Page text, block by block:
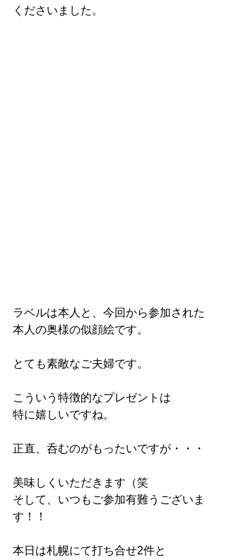
くださいました。
ラベルは本人と、今回から参加された
本人の奥様の似顔絵です。
とても素敵なご夫婦です。
こういう特徴的なプレゼントは
特に嬉しいですね。
正直、呑むのがもったいですが・・・
美味しくいただきます（笑
そして、いつもご参加有難うございま
す！！
本日は札幌にて打ち合せ2件と